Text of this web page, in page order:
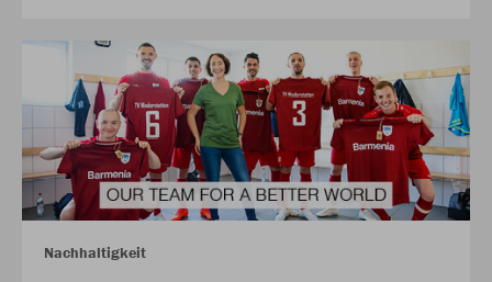
Nachhaltigkeit